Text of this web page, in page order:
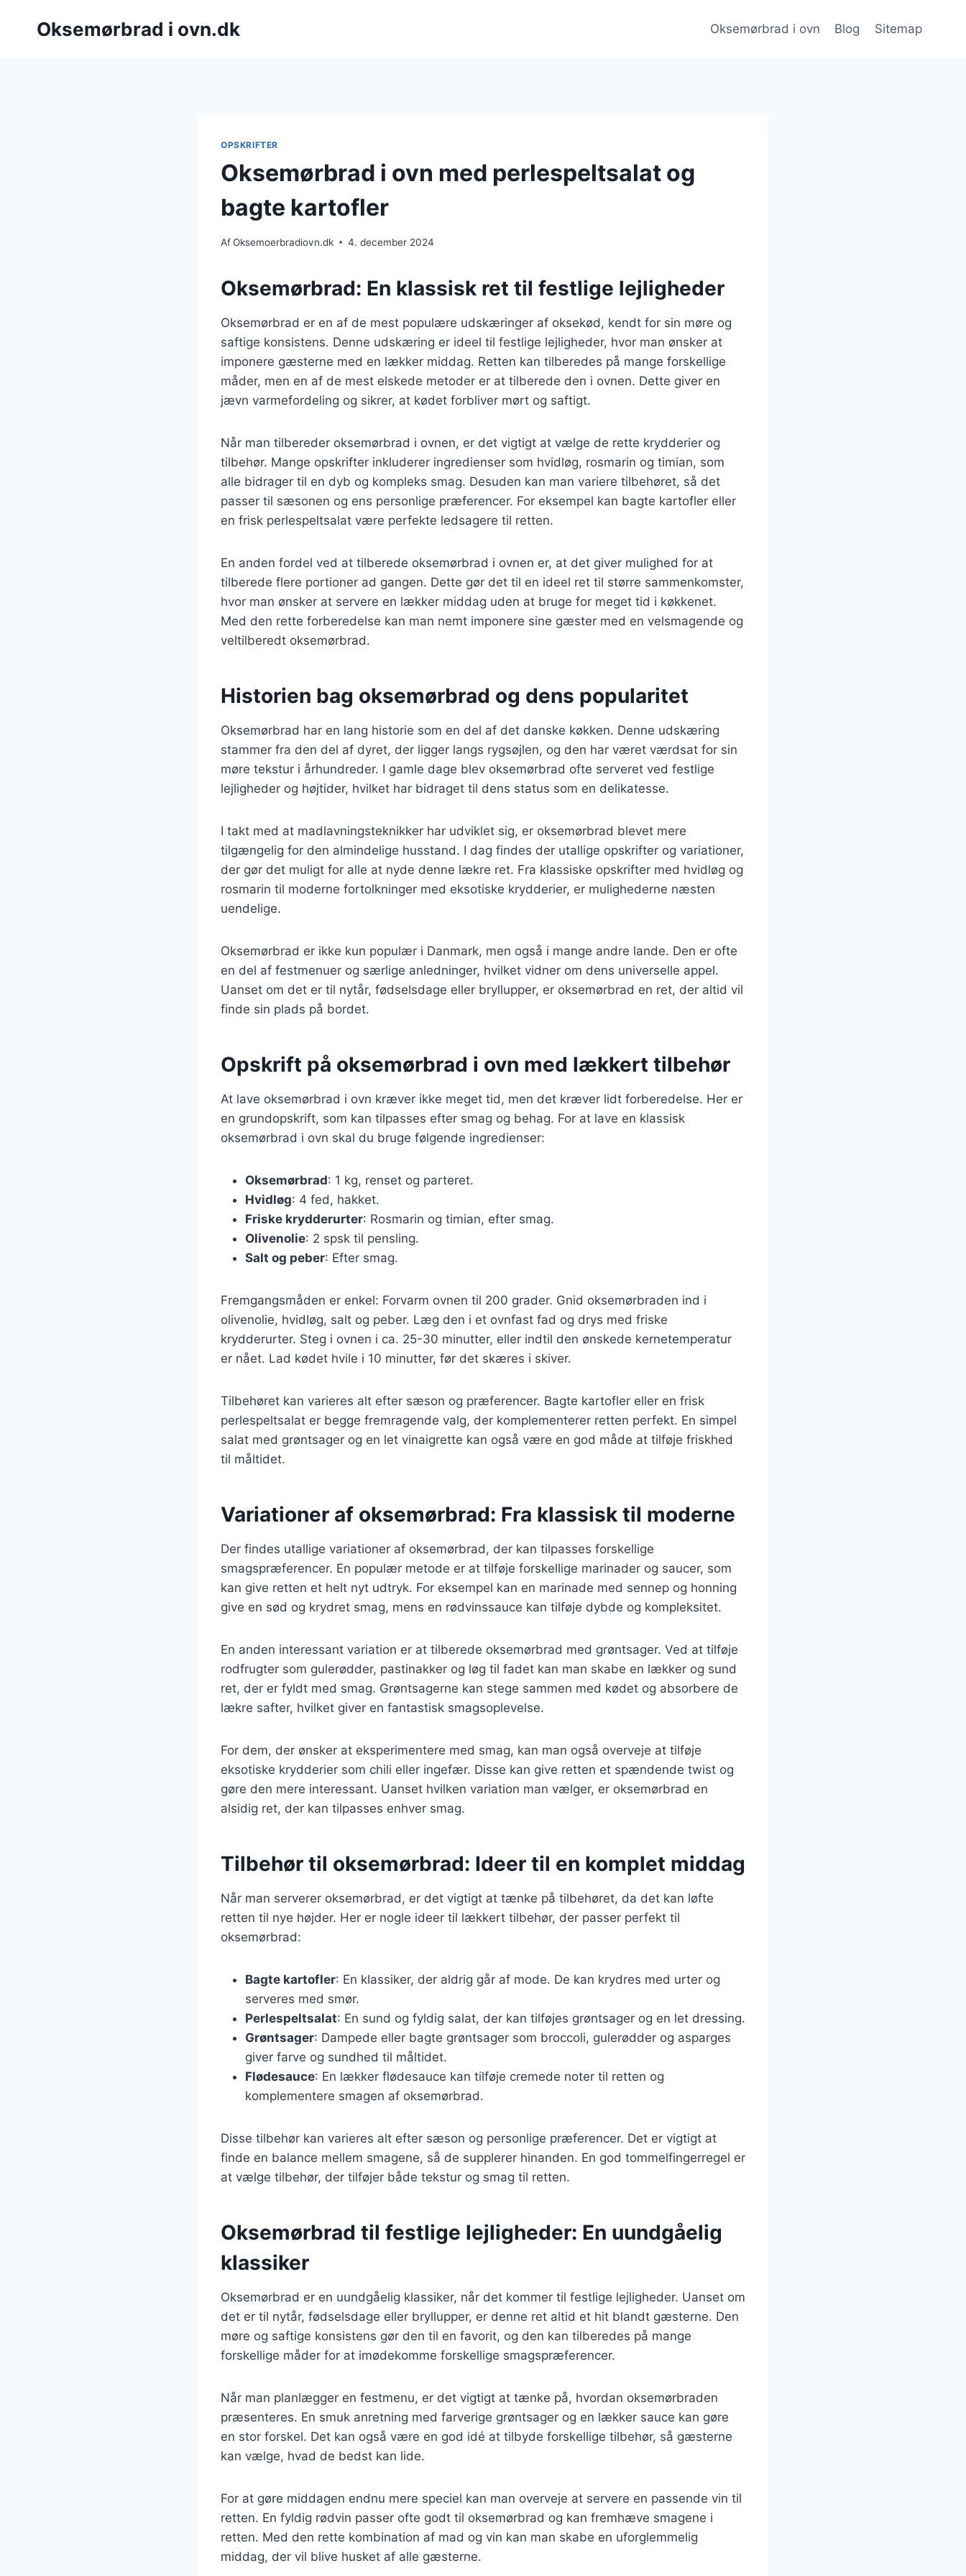
Oksemørbrad i ovn.dk Oksemørbrad i ovn Blog Sitemap
OPSKRIFTER
Oksemørbrad i ovn med perlespeltsalat og
bagte kartofler
AfOksemoerbradiovn.dk 4. december 2024
Oksemørbrad: En klassisk ret til festlige lejligheder
Oksemørbrad er en af de mest populære udskæringer af oksekød, kendt for sin møre og
saftige konsistens. Denne udskæring er ideel til festlige lejligheder, hvor man ønsker at
imponere gæsterne med en lækker middag. Retten kan tilberedes på mange forskellige
måder, men en af de mest elskede metoder er at tilberede den i ovnen. Dette giver en
jævn varmefordeling og sikrer, at kødet forbliver mørt og saftigt.
Når man tilbereder oksemørbrad i ovnen, er det vigtigt at vælge de rette krydderier og
tilbehør. Mange opskrifter inkluderer ingredienser som hvidløg, rosmarin og timian, som
alle bidrager til en dyb og kompleks smag. Desuden kan man variere tilbehøret, så det
passer til sæsonen og ens personlige præferencer. For eksempel kan bagte kartofler eller
en frisk perlespeltsalat være perfekte ledsagere til retten.
En anden fordel ved at tilberede oksemørbrad i ovnen er, at det giver mulighed for at
tilberede flere portioner ad gangen. Dette gør det til en ideel ret til større sammenkomster,
hvor man ønsker at servere en lækker middag uden at bruge for meget tid i køkkenet.
Med den rette forberedelse kan man nemt imponere sine gæster med en velsmagende og
veltilberedt oksemørbrad.
Historien bag oksemørbrad og dens popularitet
Oksemørbrad har en lang historie som en del af det danske køkken. Denne udskæring
stammer fra den del af dyret, der ligger langs rygsøjlen, og den har været værdsat for sin
møre tekstur i århundreder. I gamle dage blev oksemørbrad ofte serveret ved festlige
lejligheder og højtider, hvilket har bidraget til dens status som en delikatesse.
I takt med at madlavningsteknikker har udviklet sig, er oksemørbrad blevet mere
tilgængelig for den almindelige husstand. I dag findes der utallige opskrifter og variationer,
der gør det muligt for alle at nyde denne lækre ret. Fra klassiske opskrifter med hvidløg og
rosmarin til moderne fortolkninger med eksotiske krydderier, er mulighederne næsten
uendelige.
Oksemørbrad er ikke kun populær i Danmark, men også i mange andre lande. Den er ofte
en del af festmenuer og særlige anledninger, hvilket vidner om dens universelle appel.
Uanset om det er til nytår, fødselsdage eller bryllupper, er oksemørbrad en ret, der altid vil
finde sin plads på bordet.
Opskrift på oksemørbrad i ovn med lækkert tilbehør
At lave oksemørbrad i ovn kræver ikke meget tid, men det kræver lidt forberedelse. Her er
en grundopskrift, som kan tilpasses efter smag og behag. For at lave en klassisk
oksemørbrad i ovn skal du bruge følgende ingredienser:
Oksemørbrad: 1 kg, renset og parteret.
Hvidløg: 4 fed, hakket.
Friske krydderurter: Rosmarin og timian, efter smag.
Olivenolie: 2 spsk til pensling.
Salt og peber: Efter smag.
Fremgangsmåden er enkel: Forvarm ovnen til 200 grader. Gnid oksemørbraden ind i
olivenolie, hvidløg, salt og peber. Læg den i et ovnfast fad og drys med friske
krydderurter. Steg i ovnen i ca. 25-30 minutter, eller indtil den ønskede kernetemperatur
er nået. Lad kødet hvile i 10 minutter, før det skæres i skiver.
Tilbehøret kan varieres alt efter sæson og præferencer. Bagte kartofler eller en frisk
perlespeltsalat er begge fremragende valg, der komplementerer retten perfekt. En simpel
salat med grøntsager og en let vinaigrette kan også være en god måde at tilføje friskhed
til måltidet.
Variationer af oksemørbrad: Fra klassisk til moderne
Der findes utallige variationer af oksemørbrad, der kan tilpasses forskellige
smagspræferencer. En populær metode er at tilføje forskellige marinader og saucer, som
kan give retten et helt nyt udtryk. For eksempel kan en marinade med sennep og honning
give en sød og krydret smag, mens en rødvinssauce kan tilføje dybde og kompleksitet.
En anden interessant variation er at tilberede oksemørbrad med grøntsager. Ved at tilføje
rodfrugter som gulerødder, pastinakker og løg til fadet kan man skabe en lækker og sund
ret, der er fyldt med smag. Grøntsagerne kan stege sammen med kødet og absorbere de
lækre safter, hvilket giver en fantastisk smagsoplevelse.
For dem, der ønsker at eksperimentere med smag, kan man også overveje at tilføje
eksotiske krydderier som chili eller ingefær. Disse kan give retten et spændende twist og
gøre den mere interessant. Uanset hvilken variation man vælger, er oksemørbrad en
alsidig ret, der kan tilpasses enhver smag.
Tilbehør til oksemørbrad: Ideer til en komplet middag
Når man serverer oksemørbrad, er det vigtigt at tænke på tilbehøret, da det kan løfte
retten til nye højder. Her er nogle ideer til lækkert tilbehør, der passer perfekt til
oksemørbrad:
Bagte kartofler: En klassiker, der aldrig går af mode. De kan krydres med urter og
serveres med smør.
Perlespeltsalat: En sund og fyldig salat, der kan tilføjes grøntsager og en let dressing.
Grøntsager: Dampede eller bagte grøntsager som broccoli, gulerødder og asparges
giver farve og sundhed til måltidet.
Flødesauce: En lækker flødesauce kan tilføje cremede noter til retten og
komplementere smagen af oksemørbrad.
Disse tilbehør kan varieres alt efter sæson og personlige præferencer. Det er vigtigt at
finde en balance mellem smagene, så de supplerer hinanden. En god tommelfingerregel er
at vælge tilbehør, der tilføjer både tekstur og smag til retten.
Oksemørbrad til festlige lejligheder: En uundgåelig
klassiker
Oksemørbrad er en uundgåelig klassiker, når det kommer til festlige lejligheder. Uanset om
det er til nytår, fødselsdage eller bryllupper, er denne ret altid et hit blandt gæsterne. Den
møre og saftige konsistens gør den til en favorit, og den kan tilberedes på mange
forskellige måder for at imødekomme forskellige smagspræferencer.
Når man planlægger en festmenu, er det vigtigt at tænke på, hvordan oksemørbraden
præsenteres. En smuk anretning med farverige grøntsager og en lækker sauce kan gøre
en stor forskel. Det kan også være en god idé at tilbyde forskellige tilbehør, så gæsterne
kan vælge, hvad de bedst kan lide.
For at gøre middagen endnu mere speciel kan man overveje at servere en passende vin til
retten. En fyldig rødvin passer ofte godt til oksemørbrad og kan fremhæve smagene i
retten. Med den rette kombination af mad og vin kan man skabe en uforglemmelig
middag, der vil blive husket af alle gæsterne.